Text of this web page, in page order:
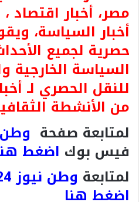
مصر، أخبار اقتصاد
أخبار السياسة،
حصرية لجميع
السياسة الخارجية
للنقل الحصري لـ
من الأنشطة
لمتابعة صفحة وطن
فيس بوك اضغط
لمتابعة وطن نيوز 24
اضغط هنا